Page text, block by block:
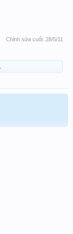
Chỉnh sửa cuối: 28/5/11